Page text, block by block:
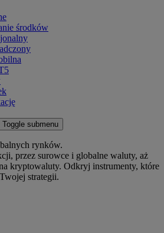
środków
Toggle submenu
rynków.
przez surowce i globalne waluty, aż
kryptowaluty. Odkryj instrumenty, które
strategii.